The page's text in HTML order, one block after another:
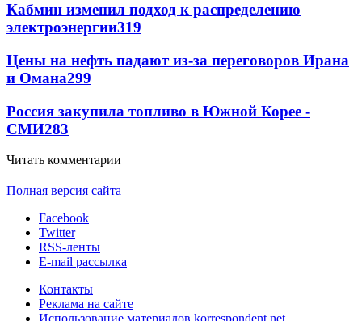
Кабмин изменил подход к распределению
электроэнергии319
Цены на нефть падают из-за переговоров Ирана
и Омана299
Россия закупила топливо в Южной Корее -
СМИ283
Читать комментарии
Полная версия сайта
Facebook
Twitter
RSS-ленты
E-mail рассылка
Контакты
Реклама на сайте